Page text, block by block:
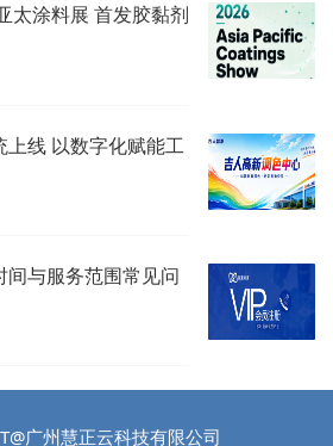
太涂料展 首发胶黏剂
线 以数字化赋能工
与服务范围常见问
广州慧正云科技有限公司